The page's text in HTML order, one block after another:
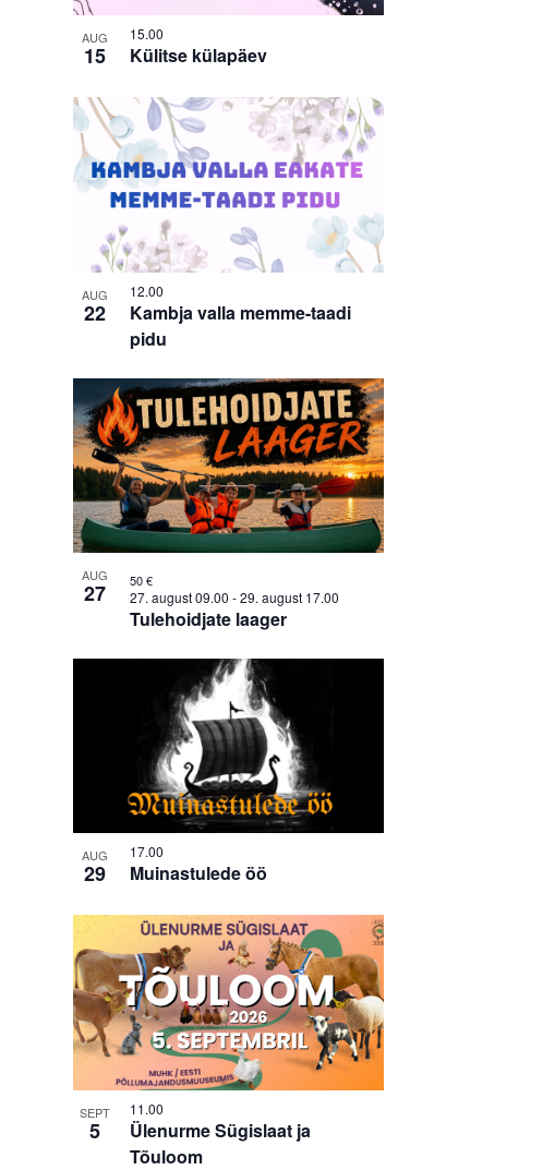
AUG
15 Külitse külapäev
15.00
AUG
22
Kambja valla memme-taadi
pidu
12.00
AUG
27
Tulehoidjate laager
27. august 09.00 -29. august 17.00
50 €
AUG
29 Muinastulede öö
17.00
SEPT
5
Ülenurme Sügislaat ja
Tõuloom
11.00